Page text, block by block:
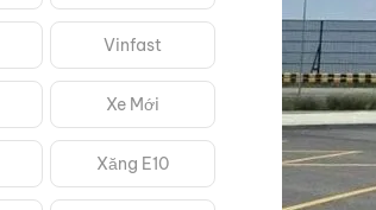
Vinfast
Xe Mới
Xăng E10